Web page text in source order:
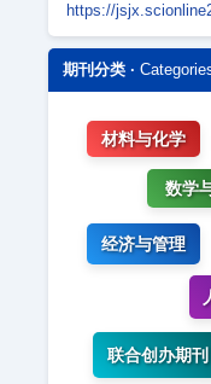
https://
期刊分类 ·
材料与化学
数学
经济与管理
联合创办期刊